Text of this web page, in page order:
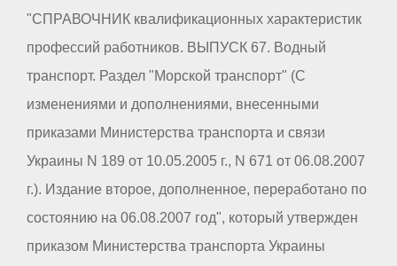
"СПРАВОЧНИК квалификационных характеристик
профессий работников. ВЫПУСК 67. Водный
транспорт. Раздел "Морской транспорт" (С
изменениями и дополнениями, внесенными
приказами Министерства транспорта и связи
Украины N 189 от 10.05.2005 г., N 671 от 06.08.2007
г.). Издание второе, дополненное, переработано по
состоянию на 06.08.2007 год", который утвержден
приказом Министерства транспорта Украины